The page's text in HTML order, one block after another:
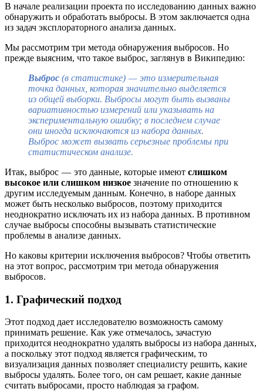
В начале реализации проекта по исследованию данных важно
обнаружить и обработать выбросы. В этом заключается одна
из задач эксплораторного анализа данных.
Мы рассмотрим три метода обнаружения выбросов. Но
прежде выясним, что такое выброс, заглянув в Википедию:
Выброс (в статистике) — это измерительная
точка данных, которая значительно выделяется
из общей выборки. Выбросы могут быть вызваны
вариативностью измерений или указывать на
экспериментальную ошибку; в последнем случае
они иногда исключаются из набора данных.
Выброс может вызвать серьезные проблемы при
статистическом анализе.
Итак, выброс — это данные, которые имеют слишком
высокое или слишком низкое значение по отношению к
другим исследуемым данным. Конечно, в наборе данных
может быть несколько выбросов, поэтому приходится
неоднократно исключать их из набора данных. В противном
случае выбросы способны вызывать статистические
проблемы в анализе данных.
Но каковы критерии исключения выбросов? Чтобы ответить
на этот вопрос, рассмотрим три метода обнаружения
выбросов.
1. Графический подход
Этот подход дает исследователю возможность самому
принимать решение. Как уже отмечалось, зачастую
приходится неоднократно удалять выбросы из набора данных,
а поскольку этот подход является графическим, то
визуализация данных позволяет специалисту решить, какие
выбросы удалять. Более того, он сам решает, какие данные
считать выбросами, просто наблюдая за графом.